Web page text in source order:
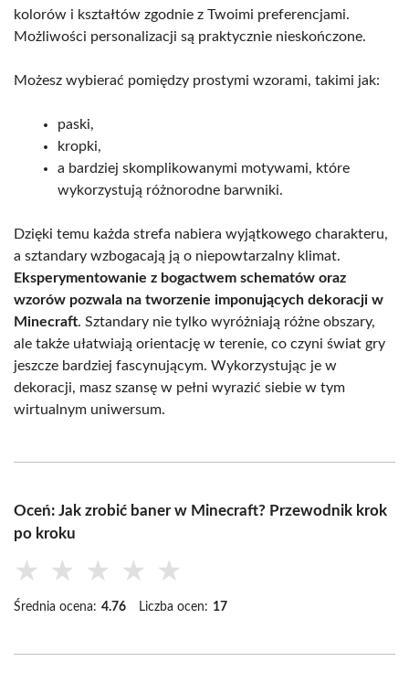
kolorów i kształtów zgodnie z Twoimi preferencjami.
Możliwości personalizacji są praktycznie nieskończone.
Możesz wybierać pomiędzy prostymi wzorami, takimi jak:
paski,
kropki,
a bardziej skomplikowanymi motywami, które
wykorzystują różnorodne barwniki.
Dzięki temu każda strefa nabiera wyjątkowego charakteru,
a sztandary wzbogacają ją o niepowtarzalny klimat.
Eksperymentowanie z bogactwem schematów oraz
wzorów pozwala na tworzenie imponujących dekoracji w
Minecraft. Sztandary nie tylko wyróżniają różne obszary,
ale także ułatwiają orientację w terenie, co czyni świat gry
jeszcze bardziej fascynującym. Wykorzystując je w
dekoracji, masz szansę w pełni wyrazić siebie w tym
wirtualnym uniwersum.
Oceń: Jak zrobić baner w Minecraft? Przewodnik krok
po kroku
★ ★ ★ ★ ★
Średnia ocena: 4.76 Liczba ocen: 17